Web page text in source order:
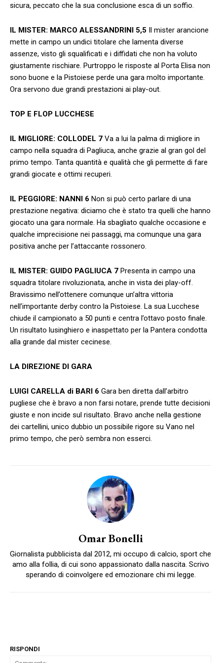
sicura, peccato che la sua conclusione esca di un soffio.
IL MISTER: MARCO ALESSANDRINI 5,5 Il mister arancione
mette in campo un undici titolare che lamenta diverse
assenze, visto gli squalificati e i diffidati che non ha voluto
giustamente rischiare. Purtroppo le risposte al Porta Elisa non
sono buone e la Pistoiese perde una gara molto importante.
Ora servono due grandi prestazioni ai play-out.
TOP E FLOP LUCCHESE
IL MIGLIORE: COLLODEL 7 Va a lui la palma di migliore in
campo nella squadra di Pagliuca, anche grazie al gran gol del
primo tempo. Tanta quantità e qualità che gli permette di fare
grandi giocate e ottimi recuperi.
IL PEGGIORE: NANNI 6 Non si può certo parlare di una
prestazione negativa: diciamo che è stato tra quelli che hanno
giocato una gara normale. Ha sbagliato qualche occasione e
qualche imprecisione nei passaggi, ma comunque una gara
positiva anche per l’attaccante rossonero.
IL MISTER: GUIDO PAGLIUCA 7 Presenta in campo una
squadra titolare rivoluzionata, anche in vista dei play-off.
Bravissimo nell’ottenere comunque un’altra vittoria
nell’importante derby contro la Pistoiese. La sua Lucchese
chiude il campionato a 50 punti e centra l’ottavo posto finale.
Un risultato lusinghiero e inaspettato per la Pantera condotta
alla grande dal mister cecinese.
LA DIREZIONE DI GARA
LUIGI CARELLA di BARI 6 Gara ben diretta dall’arbitro
pugliese che è bravo a non farsi notare, prende tutte decisioni
giuste e non incide sul risultato. Bravo anche nella gestione
dei cartellini, unico dubbio un possibile rigore su Vano nel
primo tempo, che però sembra non esserci.
Omar Bonelli
Giornalista pubblicista dal 2012, mi occupo di calcio, sport che
amo alla follia, di cui sono appassionato dalla nascita. Scrivo
sperando di coinvolgere ed emozionare chi mi legge.
RISPONDI